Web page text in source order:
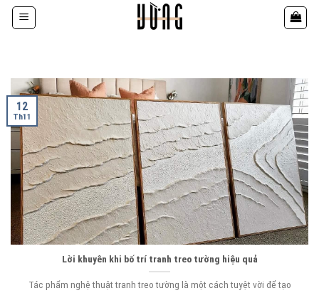
qua
Lời khuyên khi bố trí tranh treo tường hiệu quả
Tác phẩm nghệ thuật tranh treo tường là một cách tuyệt vời để tạo
12
Th11